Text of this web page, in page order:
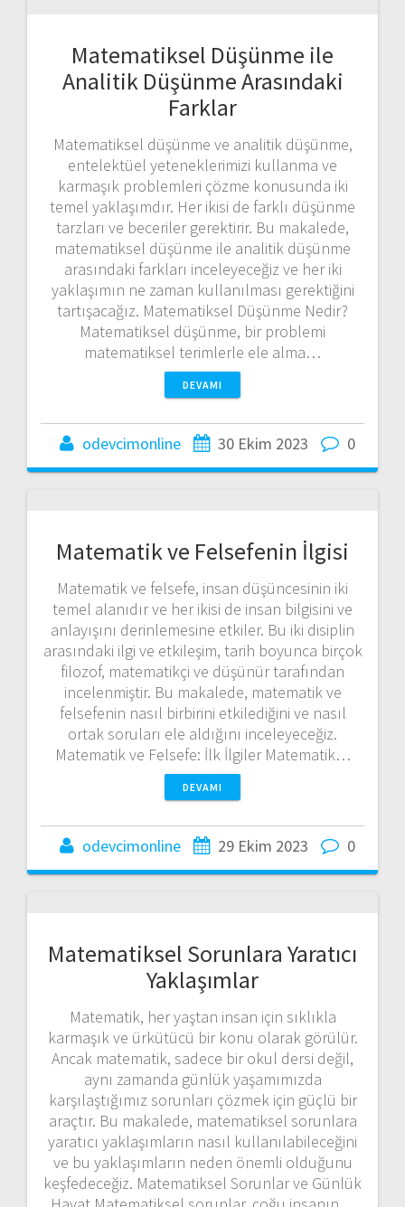
Matematiksel Düşünme ile
Analitik Düşünme Arasındaki
Farklar
Matematiksel düşünme ve analitik düşünme,
entelektüel yeteneklerimizi kullanma ve
karmaşık problemleri çözme konusunda iki
temel yaklaşımdır. Her ikisi de farklı düşünme
tarzları ve beceriler gerektirir. Bu makalede,
matematiksel düşünme ile analitik düşünme
arasındaki farkları inceleyeceğiz ve her iki
yaklaşımın ne zaman kullanılması gerektiğini
tartışacağız. Matematiksel Düşünme Nedir?
Matematiksel düşünme, bir problemi
matematiksel terimlerle ele alma…
DEVAMI
odevcimonline 30 Ekim 2023 0
Matematik ve Felsefenin İlgisi
Matematik ve felsefe, insan düşüncesinin iki
temel alanıdır ve her ikisi de insan bilgisini ve
anlayışını derinlemesine etkiler. Bu iki disiplin
arasındaki ilgi ve etkileşim, tarih boyunca birçok
filozof, matematikçi ve düşünür tarafından
incelenmiştir. Bu makalede, matematik ve
felsefenin nasıl birbirini etkilediğini ve nasıl
ortak soruları ele aldığını inceleyeceğiz.
Matematik ve Felsefe: İlk İlgiler Matematik…
DEVAMI
odevcimonline 29 Ekim 2023 0
Matematiksel Sorunlara Yaratıcı
Yaklaşımlar
Matematik, her yaştan insan için sıklıkla
karmaşık ve ürkütücü bir konu olarak görülür.
Ancak matematik, sadece bir okul dersi değil,
aynı zamanda günlük yaşamımızda
karşılaştığımız sorunları çözmek için güçlü bir
araçtır. Bu makalede, matematiksel sorunlara
yaratıcı yaklaşımların nasıl kullanılabileceğini
ve bu yaklaşımların neden önemli olduğunu
keşfedeceğiz. Matematiksel Sorunlar ve Günlük